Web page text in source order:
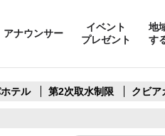
アナウンサー
イベント
プレゼント
地
す
テル 第2次取水制限 クビア